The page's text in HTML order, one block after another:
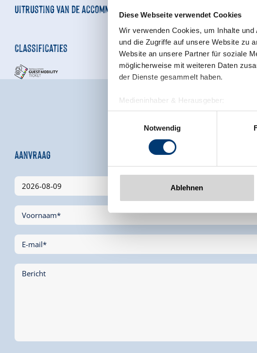
Diese Webseite verwendet Cookies
Wir verwenden Cookies, um Inhalte
und die Zugriffe auf unsere Website zu
Website an unsere Partner für soziale
möglicherweise mit weiteren Daten
der Dienste gesammelt haben.
Medieninhaber & Herausgeber:
Zeller Bergbahnen Zillertal GmbH &
Rohr 23// A-6280 Zell am Ziller
www.zillertalarena.com
Notwendig
Ablehnen
Uitrusting van de accommodatie
Classificaties
Aanvraag
Voornaam*
E-mail*
Bericht